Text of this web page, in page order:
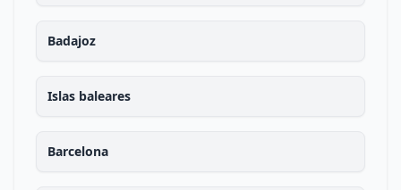
Badajoz
Islas baleares
Barcelona